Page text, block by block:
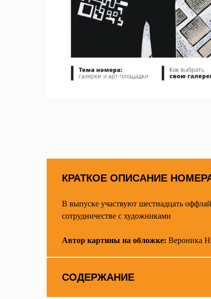
КРАТКОЕ ОПИСАНИЕ
В выпуске участвуют шестнадцать
сотрудничестве с художниками
Автор картины на обложке: Вероника
СОДЕРЖАНИЕ